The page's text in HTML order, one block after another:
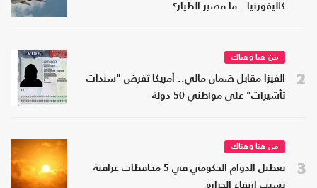
كاليفورنيا.. ما مصير الطيار؟
2
من هنا وهناك
الفيزا مقابل ضمان مالي.. أمريكا تفرض "سندات
تأشيرات" على مواطني 50 دولة
3
من هنا وهناك
تعطيل الدوام الحكومي في 5 محافظات عراقية
بسبب ارتفاع الحرارة